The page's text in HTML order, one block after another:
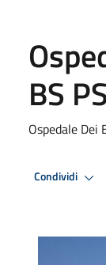
BS
Ospedale Dei
Condividi